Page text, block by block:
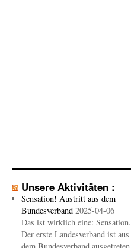
Unsere Aktivitäten :
Sensation! Austritt aus dem
Bundesverband 2025-04-06
Das ist wirklich eine: Sensation.
Der erste Landesverband ist aus